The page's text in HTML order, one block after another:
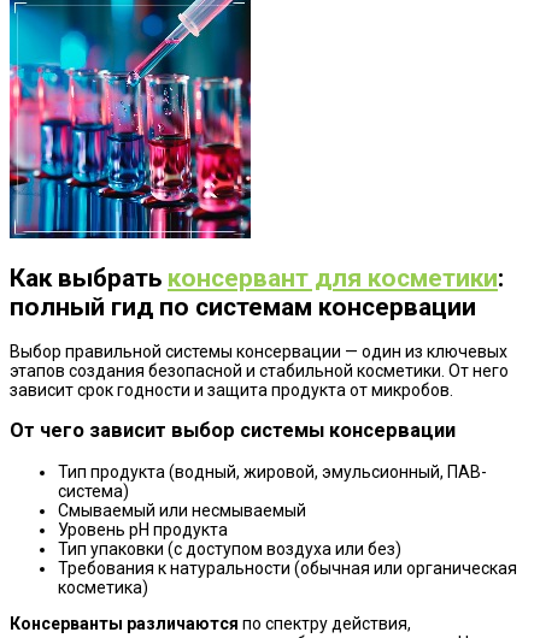
Как выбрать консервант для косметики:
полный гид по системам консервации
Выбор правильной системы консервации — один из ключевых
этапов создания безопасной и стабильной косметики. От него
зависит срок годности и защита продукта от микробов.
От чего зависит выбор системы консервации
Тип продукта (водный, жировой, эмульсионный, ПАВ-
система)
Смываемый или несмываемый
Уровень pH продукта
Тип упаковки (с доступом воздуха или без)
Требования к натуральности (обычная или органическая
косметика)
Консерванты различаются по спектру действия,